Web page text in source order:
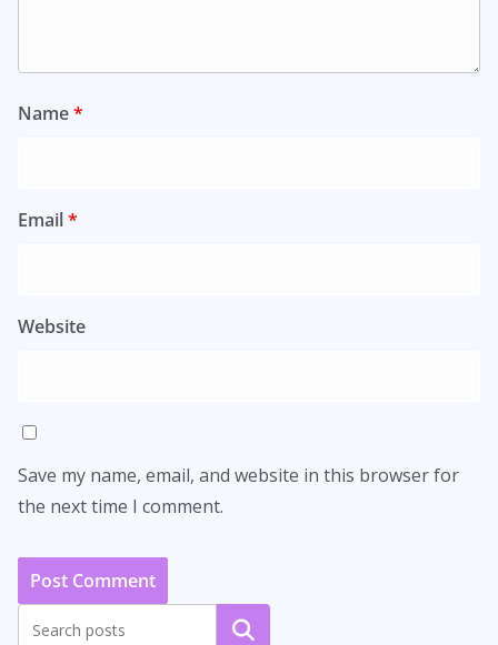
Name*
Email*
Website
Save my name, email, and website in this browser for
the next time I comment.
Search